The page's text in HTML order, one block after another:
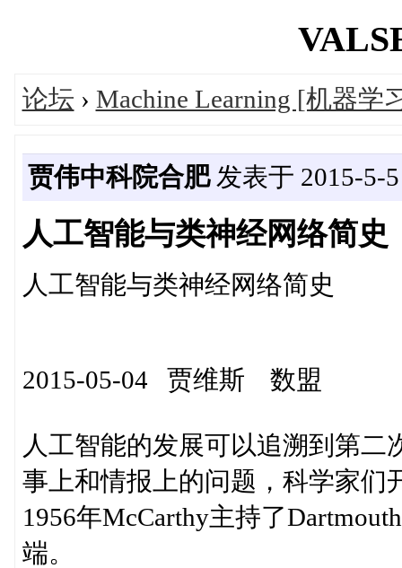
论坛 › Machine Learning [机器学
贾伟中科院合肥发表于 2015-5-5
人工智能与类神经网络简史
人工智能与类神经网络
2015-05-04 贾维斯 数盟
人工智能的发展可以追溯到第
事上和情报上的问题，科学家们
1956年McCarthy主持了
端。